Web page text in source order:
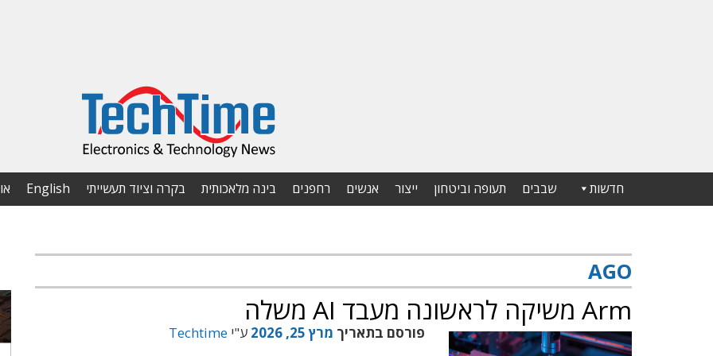
חדשות שבבים תעופה וביטחון ייצור אנשים רחפנים בינה מלאכותית בקרה וציוד תעשייתי English
AGO
Arm משיקה לראשונה מעבד AI משלה
פורסם בתאריך מרץ 25, 2026 ע"י Techtime